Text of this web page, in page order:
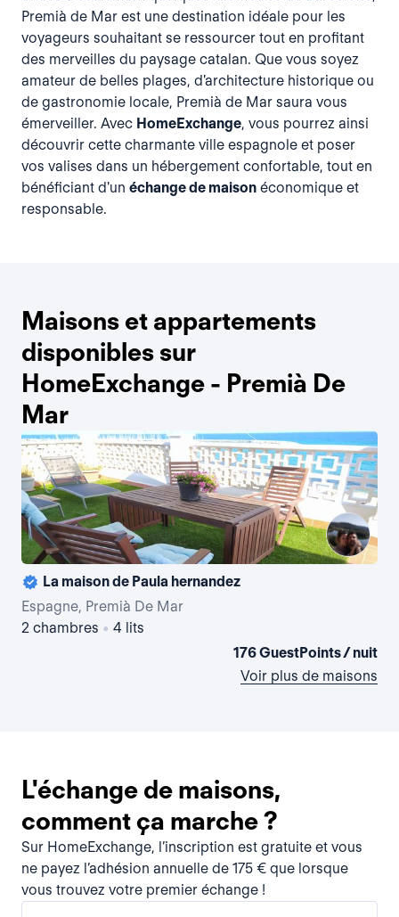
Premià de Mar est une destination idéale pour les
voyageurs souhaitant se ressourcer tout en profitant
des merveilles du paysage catalan. Que vous soyez
amateur de belles plages, d'architecture historique ou
de gastronomie locale, Premià de Mar saura vous
émerveiller. Avec HomeExchange, vous pourrez ainsi
découvrir cette charmante ville espagnole et poser
vos valises dans un hébergement confortable, tout en
bénéficiant d'un échange de maison économique et
responsable.
Maisons et appartements
disponibles sur
HomeExchange - Premià De
Mar
La maison de Paula hernandez
Espagne, Premià De Mar
2 chambres • 4 lits
176 GuestPoints / nuit
Voir plus de maisons
L'échange de maisons,
comment ça marche ?
Sur HomeExchange, l’inscription est gratuite et vous
ne payez l’adhésion annuelle de 175 € que lorsque
vous trouvez votre premier échange !